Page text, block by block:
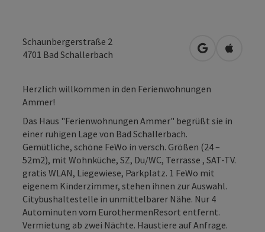
Schaunbergerstraße 2
4701 Bad Schallerbach in Google
in
Herzlich willkommen in den Ferienwohnungen
Ammer!
Das Haus "Ferienwohnungen Ammer" begrüßt sie in
einer ruhigen Lage von Bad Schallerbach.
Gemütliche, schöne FeWo in versch. Größen (24 –
52m2), mit Wohnküche, SZ, Du/WC, Terrasse , SAT-TV.
gratis WLAN, Liegewiese, Parkplatz. 1 FeWo mit
eigenem Kinderzimmer, stehen ihnen zur Auswahl.
Citybushaltestelle in unmittelbarer Nähe. Nur 4
Autominuten vom EurothermenResort entfernt.
Vermietung ab zwei Nächte. Haustiere auf Anfrage.